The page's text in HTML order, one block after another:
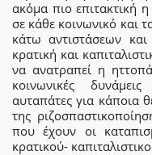
ακόμα πιο επιτακτική
σε κάθε κοινωνικό και
κάτω αντιστάσεων
κρατική και
να ανατραπεί η
κοινωνικές
αυταπάτες για κάποια
της
που έχουν οι
κρατικού-